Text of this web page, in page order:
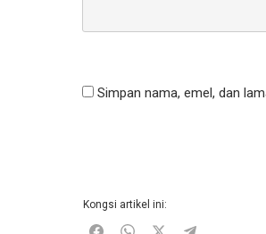
Simpan nama, emel, dan
Kongsi artikel ini: